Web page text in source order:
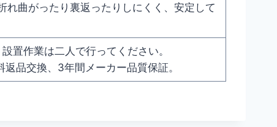
れ曲がったり裏返ったりしにくく、安定して
置作業は二人で行ってください。
品交換、3年間メーカー品質保証。